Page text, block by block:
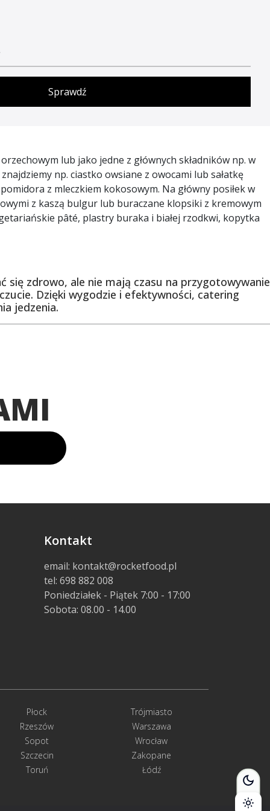
Sprawdź
lub jako jedne z głównych składników np. w
np. ciastko owsiane z owocami lub sałatkę
z mleczkiem kokosowym. Na główny posiłek w
z kaszą bulgur lub buraczane klopsiki z kremowym
pâté, plastry buraka i białej rzodkwi, kopytka
się zdrowo, ale nie mają czasu na przygotowywanie
Dzięki wygodzie i efektywności, catering
jedzenia.
Kontakt
email: kontakt@rocketfood.pl
tel: 698 882 008
Poniedziałek - Piątek 7:00 - 17:00
Sobota: 08.00 - 14.00
Płock
Rzeszów
Sopot
Szczecin
Toruń
Trójmiasto
Warszawa
Wrocław
Zakopane
Łódź